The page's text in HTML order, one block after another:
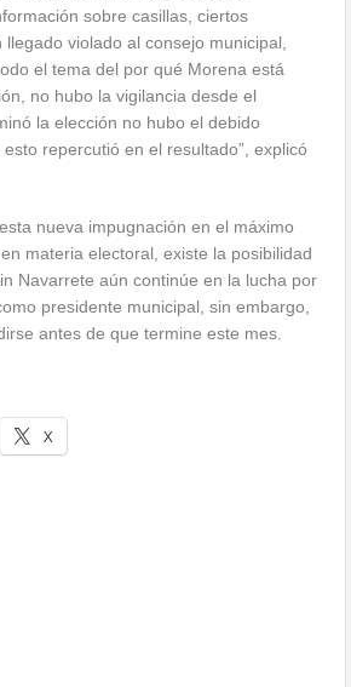
sobre casillas, ciertos
violado al consejo municipal,
el tema del por qué Morena está
no hubo la vigilancia desde el
la elección no hubo el debido
repercutió en el resultado”, explicó
nueva impugnación en el máximo
materia electoral, existe la posibilidad
Navarrete aún continúe en la lucha por
presidente municipal, sin embargo,
antes de que termine este mes.
X